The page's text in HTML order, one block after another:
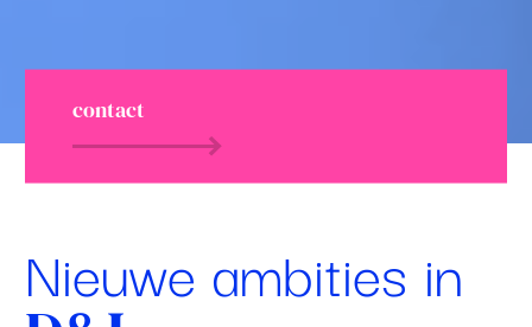
contact
Nieuwe ambities in